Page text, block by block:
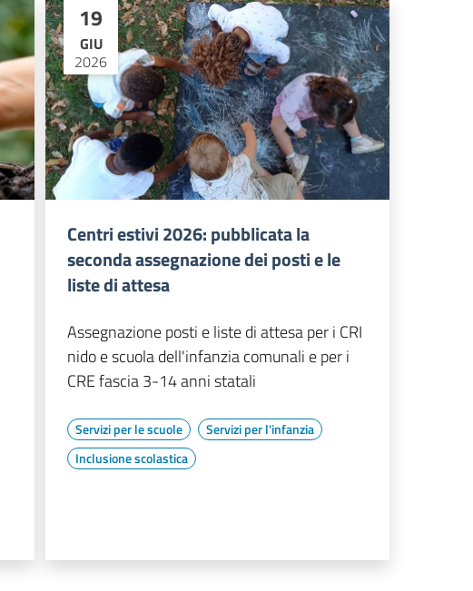
19
GIU
2026
Centri estivi 2026: pubblicata la
seconda assegnazione dei posti e le
liste di attesa
Assegnazione posti e liste di attesa per i CRI
nido e scuola dell'infanzia comunali e per i
CRE fascia 3-14 anni statali
Servizi per le scuole
Servizi per l'infanzia
Inclusione scolastica